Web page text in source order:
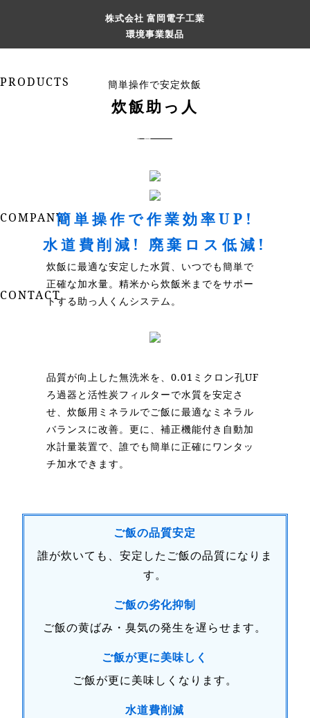
株式会社 富岡電子工業
環境事業製品
PRODUCTS
冷凍/冷蔵ショーケース製品
COMPANY
富岡電子工業の技術
会社案内
採用情報
CONTACT
簡単操作で安定炊飯
炊飯助っ人
簡単操作で作業効率UP!
水道費削減! 廃棄ロス低減!
炊飯に最適な安定した水質、いつでも簡単で
正確な加水量。精米から炊飯米までをサポー
トする助っ人くんシステム。
品質が向上した無洗米を、0.01ミクロン孔UF
ろ過器と活性炭フィルターで水質を安定さ
せ、炊飯用ミネラルでご飯に最適なミネラル
バランスに改善。更に、補正機能付き自動加
水計量装置で、誰でも簡単に正確にワンタッ
チ加水できます。
ご飯の品質安定
誰が炊いても、安定したご飯の品質になりま
す。
ご飯の劣化抑制
ご飯の黄ばみ・臭気の発生を遅らせます。
ご飯が更に美味しく
ご飯が更に美味しくなります。
水道費削減